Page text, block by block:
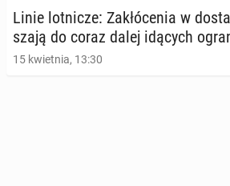
Linie lot­ni­cze: Za­kłó­ce­nia w
sza­ją do coraz dalej idących
15 kwietnia, 13:30